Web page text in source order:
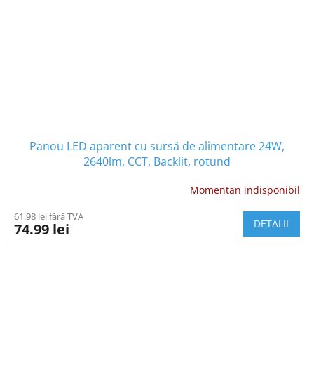
Panou LED aparent cu sursă de alimentare 24W,
2640lm, CCT, Backlit, rotund
Momentan indisponibil
61.98 lei fără TVA
74.99 lei DETALII